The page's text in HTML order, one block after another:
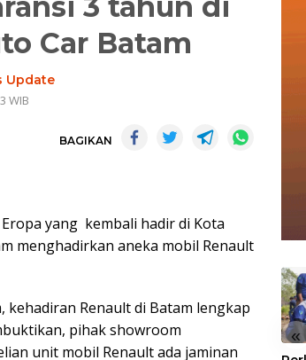
Car Batam
Update
WIB
BAGIKAN
yang kembali hadir di Kota
menghadirkan aneka mobil Renault
kehadiran Renault di Batam lengkap
pihak showroom
unit mobil Renault ada jaminan
«